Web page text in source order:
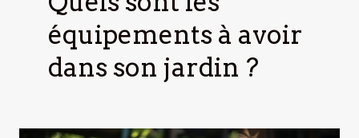
équipements à avoir
dans son jardin ?